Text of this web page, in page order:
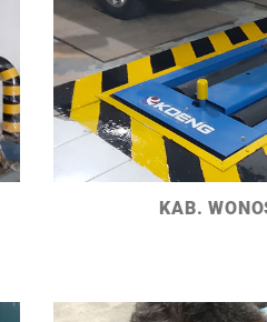
KAB.